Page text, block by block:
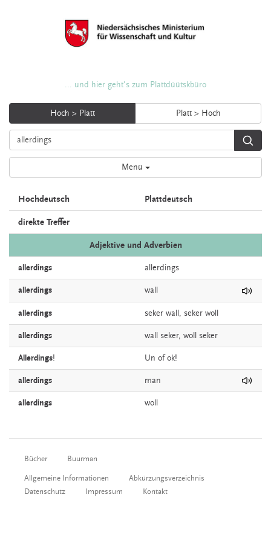
... und hier geht's zum Plattdüütskbüro
Hoch > Platt Platt > Hoch
Menü
Hochdeutsch Plattdeutsch
direkte Treffer
Adjektive und Adverbien
allerdings allerdings
allerdings wall
allerdings seker wall, seker woll
allerdings wall seker, woll seker
Allerdings! Un of ok!
allerdings man
allerdings woll
Bücher Buurman
Allgemeine Informationen
Abkürzungsverzeichnis
Datenschutz
Impressum Kontakt